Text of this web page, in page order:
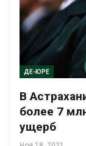
ДЕ-ЮРЕ
В
более 7
ущерб